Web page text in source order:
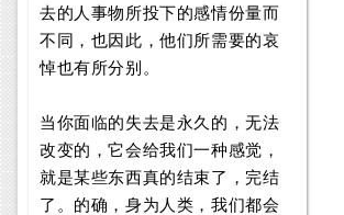
去的人事物所投下的感情份量而
不同，也因此，他们所需要的哀
悼也有所分别。
当你面临的失去是永久的，无法
改变的，它会给我们一种感觉，
就是某些东西真的结束了，完结
了。的确，身为人类，我们都会